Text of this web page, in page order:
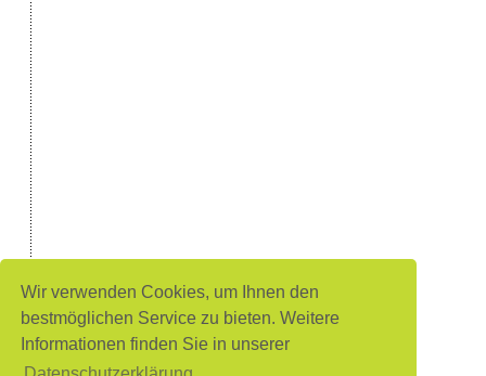
Wir verwenden Cookies, um Ihnen den
bestmöglichen Service zu bieten. Weitere
Informationen finden Sie in unserer